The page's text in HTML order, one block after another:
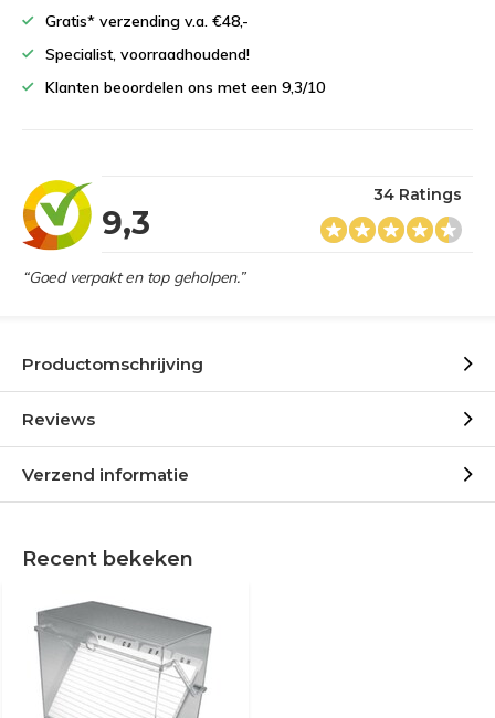
Gratis* verzending v.a. €48,-
Specialist, voorraadhoudend!
Klanten beoordelen ons met een 9,3/10
9,3
34 Ratings
“Goed verpakt en top geholpen.”
Productomschrijving
Reviews
Verzend informatie
Recent bekeken